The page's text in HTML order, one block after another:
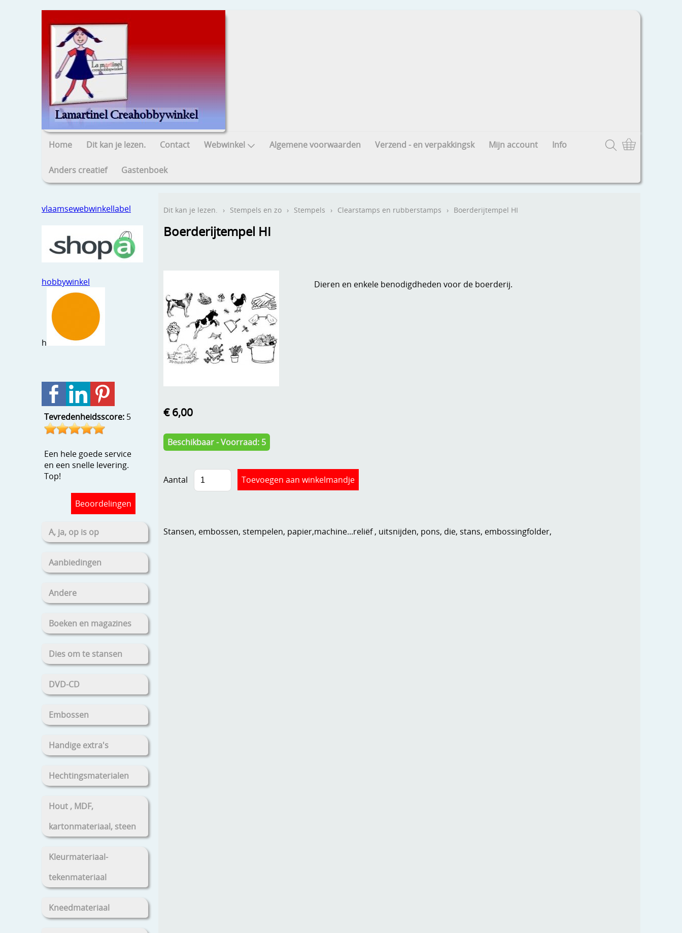
Home Dit kan je lezen. Contact Webwinkel Algemene voorwaarden Verzend - en verpakkingsk Mijn account Info
Anders creatief Gastenboek
vlaamsewebwinkellabel
hobbywinkel
h
Tevredenheidsscore: 5
Een hele goede service
en een snelle levering.
Top!
Beoordelingen
A, ja, op is op
Aanbiedingen
Andere
Boeken en magazines
Dies om te stansen
DVD-CD
Embossen
Handige extra's
Hechtingsmaterialen
Hout , MDF,
kartonmateriaal, steen
Kleurmateriaal-
tekenmateriaal
Kneedmateriaal
Dit kan je lezen. › Stempels en zo › Stempels › Clearstamps en rubberstamps › Boerderijtempel HI
Boerderijtempel HI
Dieren en enkele benodigdheden voor de boerderij.
€ 6,00
Beschikbaar - Voorraad: 5
Aantal
Stansen, embossen, stempelen, papier,machine...reliëf , uitsnijden, pons, die, stans, embossingfolder,